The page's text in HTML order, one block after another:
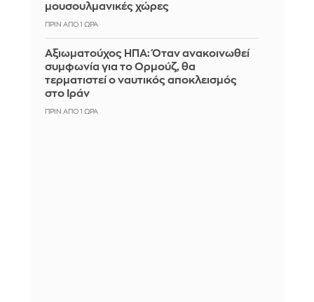
μουσουλμανικές χώρες
ΠΡΙΝ ΑΠΌ 1 ΏΡΑ
Αξιωματούχος ΗΠΑ: Όταν ανακοινωθεί
συμφωνία για το Ορμούζ, θα
τερματιστεί ο ναυτικός αποκλεισμός
στο Ιράν
ΠΡΙΝ ΑΠΌ 1 ΏΡΑ